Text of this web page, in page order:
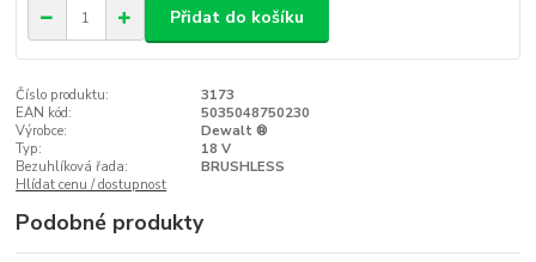
Přidat do košíku
Číslo produktu:
3173
EAN kód:
5035048750230
Výrobce:
Dewalt ®
Typ:
18 V
Bezuhlíková řada:
BRUSHLESS
Hlídat cenu / dostupnost
Podobné produkty